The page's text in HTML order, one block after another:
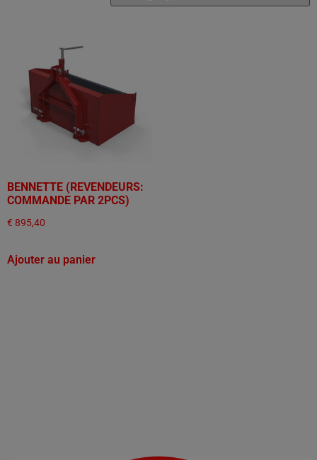
BENNETTE (REVENDEURS:
COMMANDE PAR 2PCS)
€ 895,40
Ajouter au panier